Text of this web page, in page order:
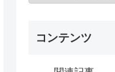
コンテンツ